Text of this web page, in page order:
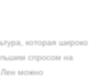
которая широко
спросом на
можно